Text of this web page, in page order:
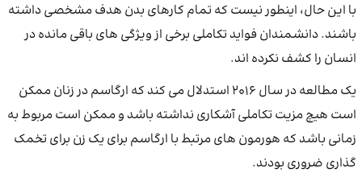
با این حال، اینطور نیست که تمام کارهای بدن هدف مشخصی داشته
باشند. دانشمندان فواید تکاملی برخی از ویژگی های باقی مانده در
انسان را کشف نکرده اند.
یک مطالعه در سال 2016 استدلال می کند که ارگاسم در زنان ممکن
است هیچ مزیت تکاملی آشکاری نداشته باشد و ممکن است مربوط به
زمانی باشد که هورمون های مرتبط با ارگاسم برای یک زن برای تخمک
گذاری ضروری بودند.